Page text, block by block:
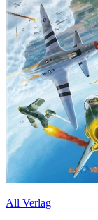
All Verlag